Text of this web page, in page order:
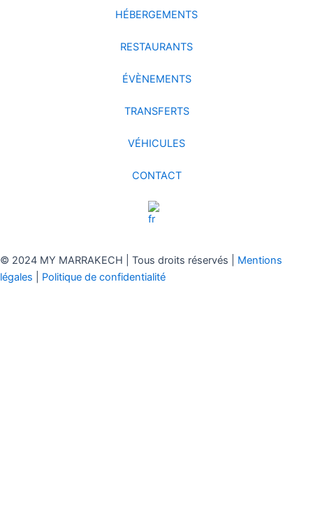
HÉBERGEMENTS
RESTAURANTS
ÉVÈNEMENTS
TRANSFERTS
VÉHICULES
CONTACT
© 2024 MY MARRAKECH | Tous droits réservés | Mentions
légales
Politique de confidentialité